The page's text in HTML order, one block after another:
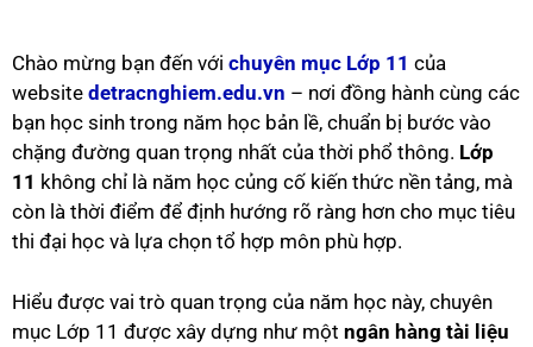
Chào mừng bạn đến với chuyên mục Lớp 11 của
website detracnghiem.edu.vn – nơi đồng hành cùng các
bạn học sinh trong năm học bản lề, chuẩn bị bước vào
chặng đường quan trọng nhất của thời phổ thông. Lớp
11 không chỉ là năm học củng cố kiến thức nền tảng, mà
còn là thời điểm để định hướng rõ ràng hơn cho mục tiêu
thi đại học và lựa chọn tổ hợp môn phù hợp.
Hiểu được vai trò quan trọng của năm học này, chuyên
mục Lớp 11 được xây dựng như một ngân hàng tài liệu